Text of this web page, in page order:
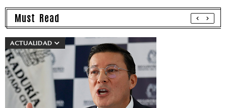
Must Read
ACTUALIDAD